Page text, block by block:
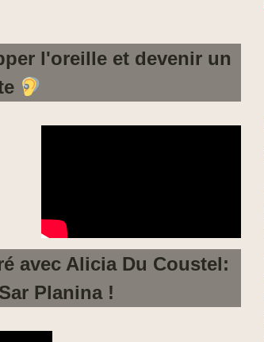
l'oreille et devenir un
avec Alicia Du Coustel:
Planina !